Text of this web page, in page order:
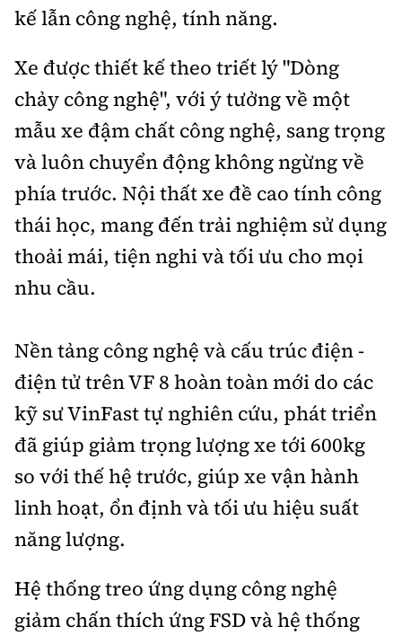
kế lẫn công nghệ, tính năng.
Xe được thiết kế theo triết lý "Dòng
chảy công nghệ", với ý tưởng về một
mẫu xe đậm chất công nghệ, sang trọng
và luôn chuyển động không ngừng về
phía trước. Nội thất xe đề cao tính công
thái học, mang đến trải nghiệm sử dụng
thoải mái, tiện nghi và tối ưu cho mọi
nhu cầu.
Nền tảng công nghệ và cấu trúc điện -
điện tử trên VF 8 hoàn toàn mới do các
kỹ sư VinFast tự nghiên cứu, phát triển
đã giúp giảm trọng lượng xe tới 600kg
so với thế hệ trước, giúp xe vận hành
linh hoạt, ổn định và tối ưu hiệu suất
năng lượng.
Hệ thống treo ứng dụng công nghệ
giảm chấn thích ứng FSD và hệ thống